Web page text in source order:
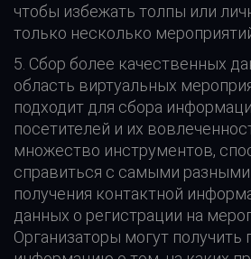
чтобы избежать толпы или
только несколько
5. Сбор более качественных
область виртуальных
подходит для сбора
посетителей и их
множество инструментов,
справиться с самыми разными
получения контактной
данных о регистрации на
Организаторы могут получить